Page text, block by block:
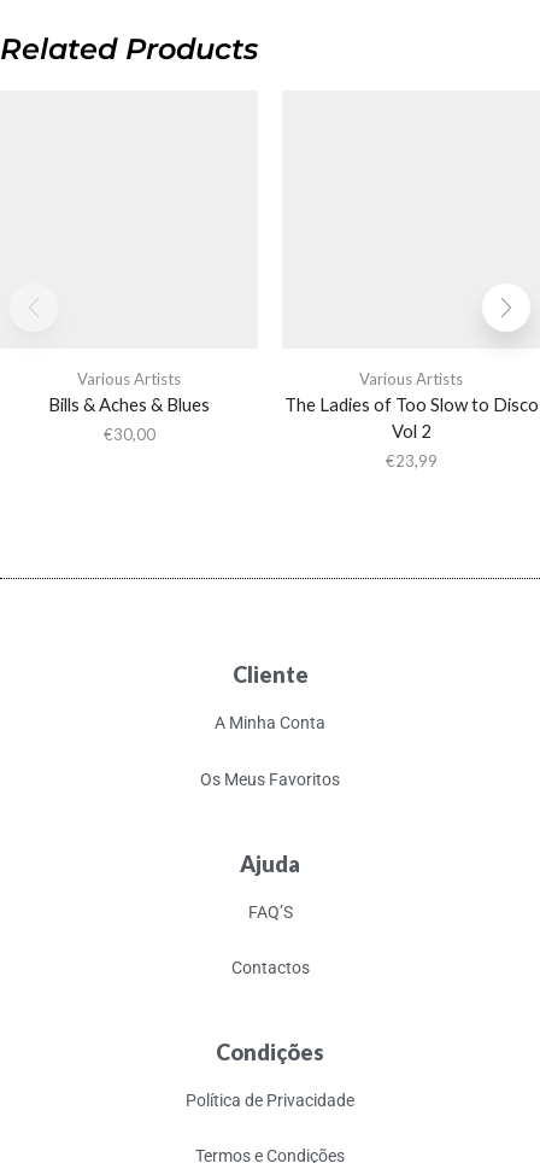
Related Products
Various Artists
Bills & Aches & Blues
€30,00
Various Artists
The Ladies of Too Slow to Disco
Vol 2
€23,99
Cliente
A Minha Conta
Os Meus Favoritos
Ajuda
FAQ’S
Contactos
Condições
Política de Privacidade
Termos e Condições